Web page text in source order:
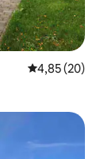
Note
4,85 (20)